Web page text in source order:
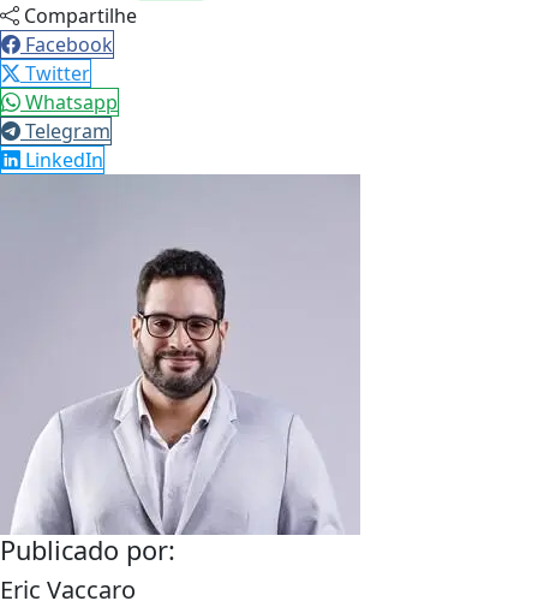
Compartilhe
Facebook
Twitter
Whatsapp
Telegram
LinkedIn
Publicado por:
Eric Vaccaro